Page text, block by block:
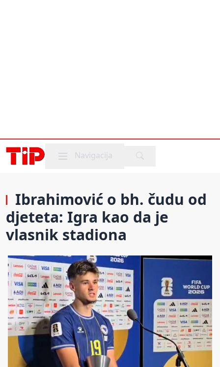
Mobile menu
Navigacija
Ibrahimović o bh. čudu od
djeteta: Igra kao da je
vlasnik stadiona